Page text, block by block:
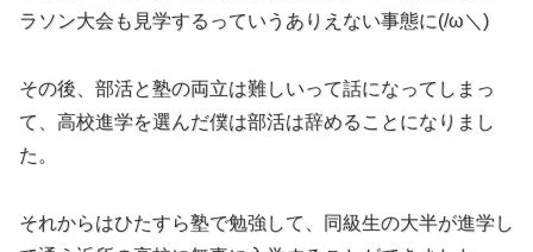
ラソン大会も見学するっていうありえない事態に(/ω＼)
その後、部活と塾の両立は難しいって話になってしまっ
て、高校進学を選んだ僕は部活は辞めることになりまし
た。
それからはひたすら塾で勉強して、同級生の大半が進学し